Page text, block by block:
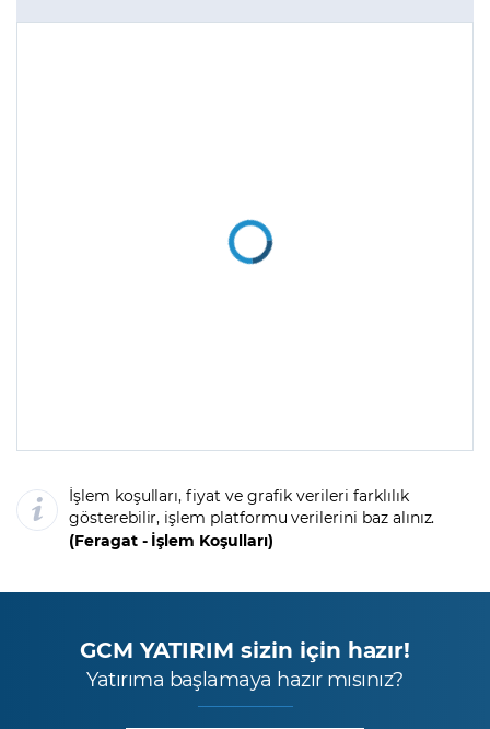
İşlem koşulları, fiyat ve grafik verileri farklılık
gösterebilir, işlem platformu verilerini baz alınız.
(Feragat- İşlem Koşulları)
GCM YATIRIM sizin için hazır!
Yatırıma başlamaya hazır mısınız?